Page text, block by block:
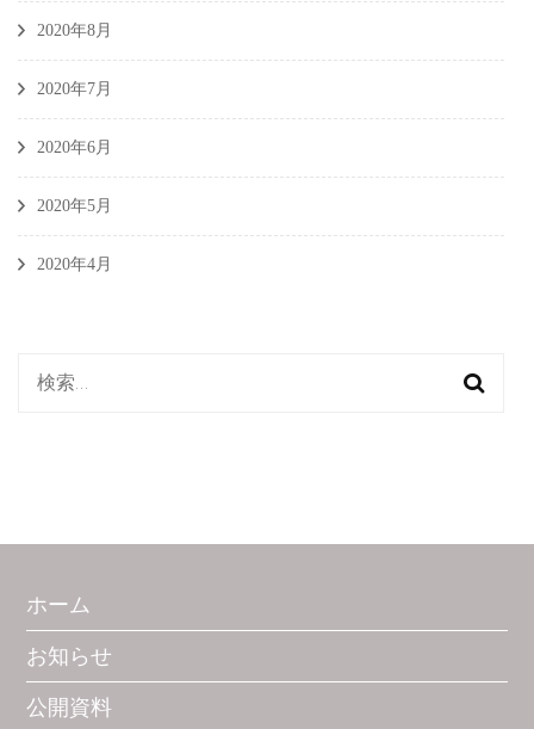
2020年8月
2020年7月
2020年6月
2020年5月
2020年4月
検
ホーム
お知らせ
公開資料